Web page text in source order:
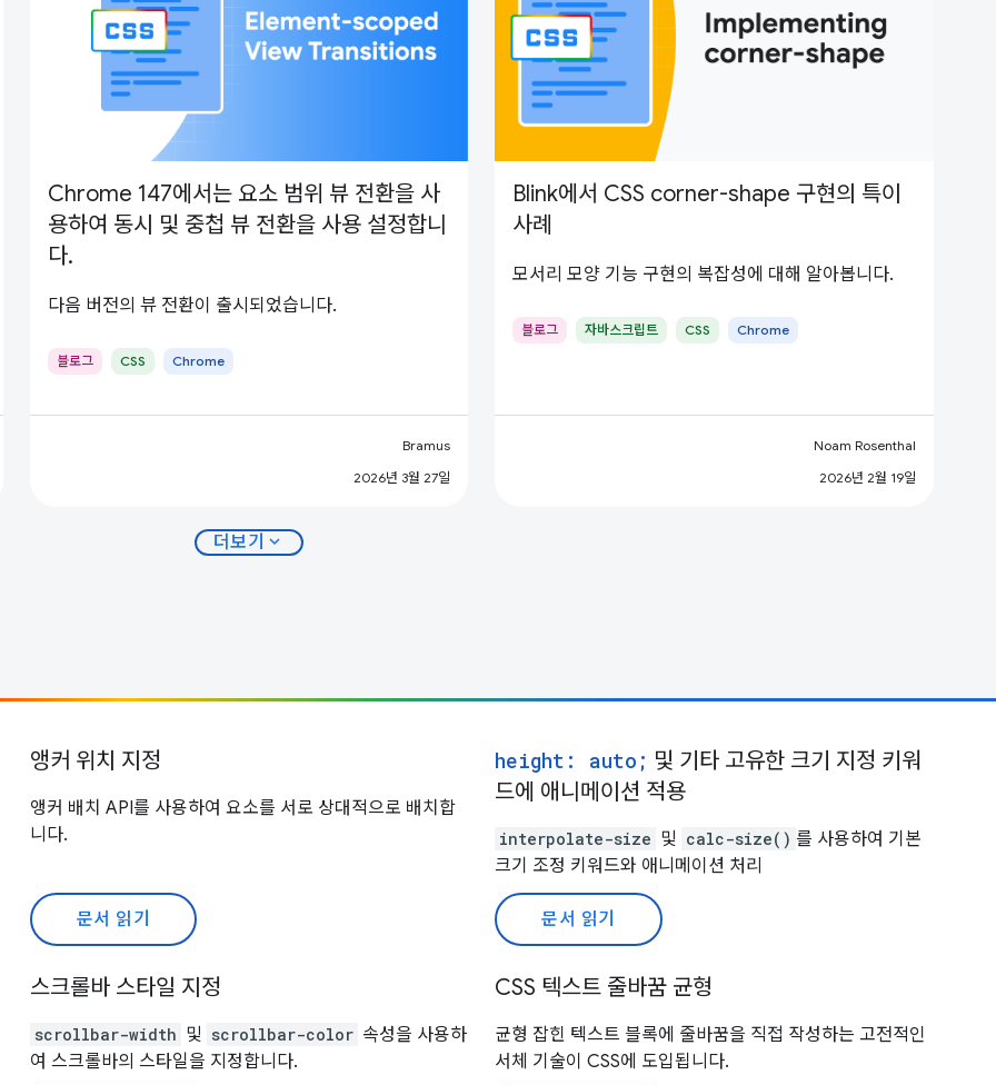
Chrome 147에서는 요소 범위 뷰 전환을 사
용하여 동시 및 중첩 뷰 전환을 사용 설정합니
다.
다음 버전의 뷰 전환이 출시되었습니다.
블로그 CSS Chrome
Bramus
2026년 3월 27일
Blink에서 CSS corner-shape 구현의 특이
사례
모서리 모양 기능 구현의 복잡성에 대해 알아봅니다.
블로그 자바스크립트 CSS Chrome
Noam Rosenthal
2026년 2월 19일
더보기 expand_more
앵커 위치 지정
앵커 배치 API를 사용하여 요소를 서로 상대적으로 배치합
니다.
문서 읽기
height: auto; 및 기타 고유한 크기 지정 키워
드에 애니메이션 적용
interpolate-size 및 calc-size() 를 사용하여 기본
크기 조정 키워드와 애니메이션 처리
문서 읽기
스크롤바 스타일 지정
scrollbar-width 및 scrollbar-color 속성을 사용하
여 스크롤바의 스타일을 지정합니다.
CSS 텍스트 줄바꿈 균형
균형 잡힌 텍스트 블록에 줄바꿈을 직접 작성하는 고전적인
서체 기술이 CSS에 도입됩니다.